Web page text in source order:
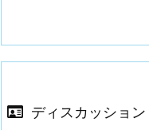
ディスカッション